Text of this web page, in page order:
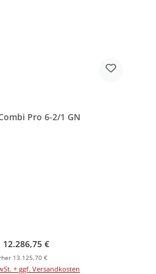
Pro 6-2/1 GN
Preis:
12.286,75 €
13.125,70 €
+ ggf. Versandkosten